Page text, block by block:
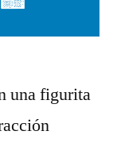
una figurita